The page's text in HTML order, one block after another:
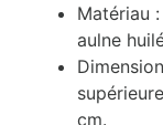
Matériau
aulne
cm.